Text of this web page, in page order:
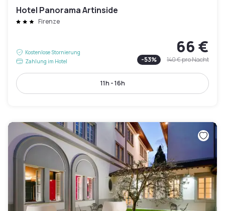
Hotel Panorama Artinside
Firenze
Kostenlose Stornierung
Zahlung im Hotel
66 €
-53% 140 €pro Nacht
11h - 16h